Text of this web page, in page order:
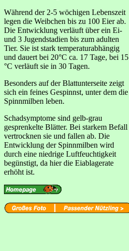
Während der 2-5 wöchigen Lebenszeit
legen die Weibchen bis zu 100 Eier ab.
Die Entwicklung verläuft über ein Ei-
und 3 Jugendstadien bis zum adulten
Tier. Sie ist stark temperaturabhängig
und dauert bei 20°C ca. 17 Tage, bei 15
°C verläuft sie in 30 Tagen.
Besonders auf der Blattunterseite zeigt
sich ein feines Gespinnst, unter dem die
Spinnmilben leben.
Schadsymptome sind gelb-grau
gesprenkelte Blätter. Bei starkem Befall
vertrocknen sie und fallen ab. Die
Entwicklung der Spinnmilben wird
durch eine niedrige Luftfeuchtigkeit
begünstigt, da hier die Eiablagerate
erhöht ist.